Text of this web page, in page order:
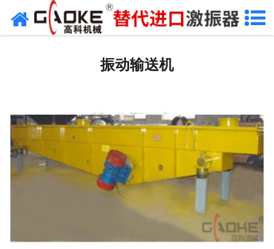
网站首页
配套设备
筛分备件
振动输送机